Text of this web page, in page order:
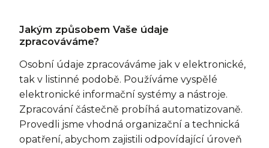
Jakým způsobem Vaše údaje
zpracováváme?
Osobní údaje zpracováváme jak v elektronické,
tak v listinné podobě. Používáme vyspělé
elektronické informační systémy a nástroje.
Zpracování částečně probíhá automatizovaně.
Provedli jsme vhodná organizační a technická
opatření, abychom zajistili odpovídající úroveň